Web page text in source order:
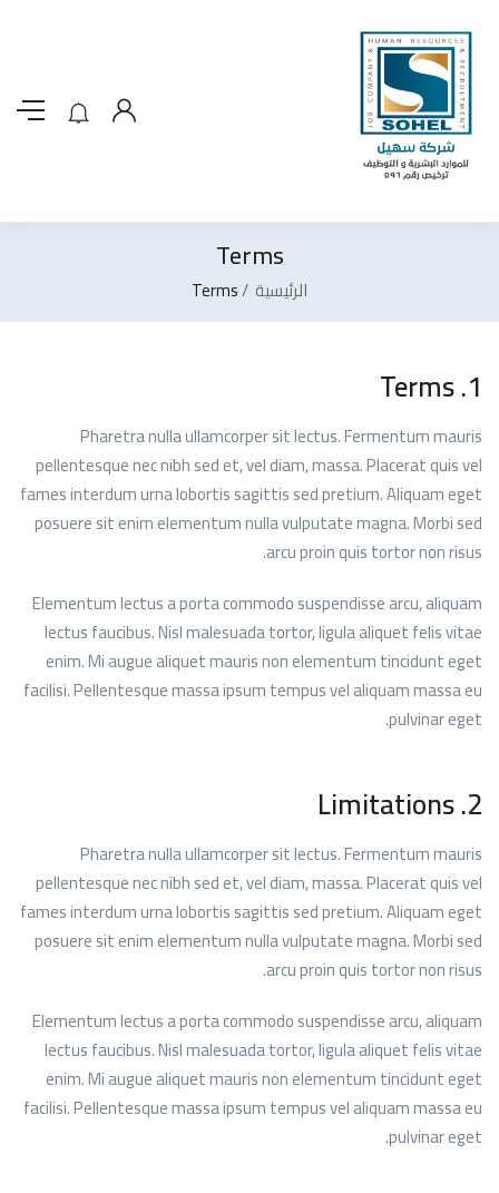
Terms
الرئيسية Terms
1. Terms
Pharetra nulla ullamcorper sit lectus. Fermentum mauris
pellentesque nec nibh sed et, vel diam, massa. Placerat quis vel
fames interdum urna lobortis sagittis sed pretium. Aliquam eget
posuere sit enim elementum nulla vulputate magna. Morbi sed
arcu proin quis tortor non risus.
Elementum lectus a porta commodo suspendisse arcu, aliquam
lectus faucibus. Nisl malesuada tortor, ligula aliquet felis vitae
enim. Mi augue aliquet mauris non elementum tincidunt eget
facilisi. Pellentesque massa ipsum tempus vel aliquam massa eu
pulvinar eget.
2. Limitations
Pharetra nulla ullamcorper sit lectus. Fermentum mauris
pellentesque nec nibh sed et, vel diam, massa. Placerat quis vel
fames interdum urna lobortis sagittis sed pretium. Aliquam eget
posuere sit enim elementum nulla vulputate magna. Morbi sed
arcu proin quis tortor non risus.
Elementum lectus a porta commodo suspendisse arcu, aliquam
lectus faucibus. Nisl malesuada tortor, ligula aliquet felis vitae
enim. Mi augue aliquet mauris non elementum tincidunt eget
facilisi. Pellentesque massa ipsum tempus vel aliquam massa eu
pulvinar eget.